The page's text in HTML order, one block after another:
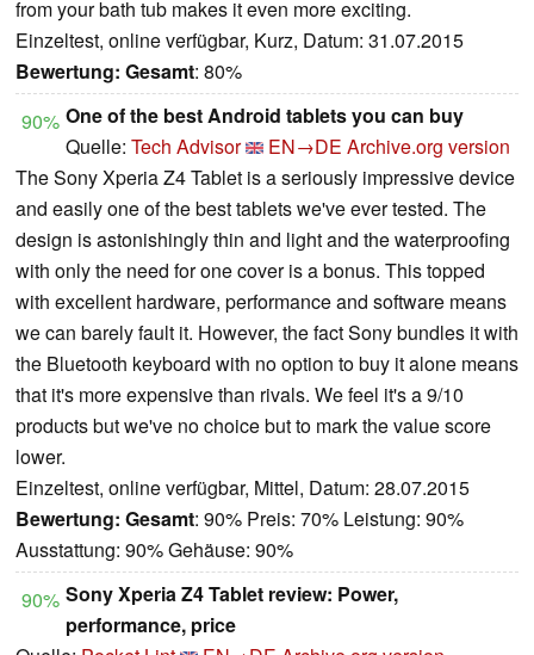
from your bath tub makes it even more exciting.
Einzeltest, online verfügbar, Kurz, Datum: 31.07.2015
Bewertung: Gesamt: 80%
90% One of the best Android tablets you can buy
Quelle: Tech Advisor EN→DE Archive.org version
The Sony Xperia Z4 Tablet is a seriously impressive device
and easily one of the best tablets we've ever tested. The
design is astonishingly thin and light and the waterproofing
with only the need for one cover is a bonus. This topped
with excellent hardware, performance and software means
we can barely fault it. However, the fact Sony bundles it with
the Bluetooth keyboard with no option to buy it alone means
that it's more expensive than rivals. We feel it's a 9/10
products but we've no choice but to mark the value score
lower.
Einzeltest, online verfügbar, Mittel, Datum: 28.07.2015
Bewertung: Gesamt: 90% Preis: 70% Leistung: 90%
Ausstattung: 90% Gehäuse: 90%
90% Sony Xperia Z4 Tablet review: Power,
performance, price